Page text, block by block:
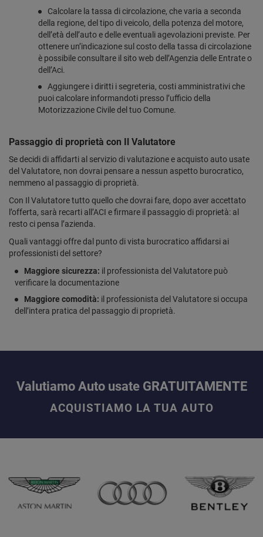
Calcolare la tassa di circolazione, che varia a seconda
della regione, del tipo di veicolo, della potenza del motore,
dell’età dell’auto e delle eventuali agevolazioni previste. Per
ottenere un’indicazione sul costo della tassa di circolazione
è possibile consultare il sito web dell’Agenzia delle Entrate o
dell’Aci.
Aggiungere i diritti i segreteria, costi amministrativi che
puoi calcolare informandoti presso l’ufficio della
Motorizzazione Civile del tuo Comune.
Passaggio di proprietà con Il Valutatore
Se decidi di affidarti al servizio di valutazione e acquisto auto usate
del Valutatore, non dovrai pensare a nessun aspetto burocratico,
nemmeno al passaggio di proprietà.
Con Il Valutatore tutto quello che dovrai fare, dopo aver accettato
l’offerta, sarà recarti all’ACI e firmare il passaggio di proprietà: al
resto ci pensa l’azienda.
Quali vantaggi offre dal punto di vista burocratico affidarsi ai
professionisti del settore?
Maggiore sicurezza: il professionista del Valutatore può
verificare la documentazione
Maggiore comodità: il professionista del Valutatore si occupa
dell’intera pratica del passaggio di proprietà.
Valutiamo Auto usate GRATUITAMENTE
ACQUISTIAMO LA TUA AUTO